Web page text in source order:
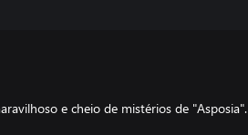
e cheio de mistérios de "Asposia".